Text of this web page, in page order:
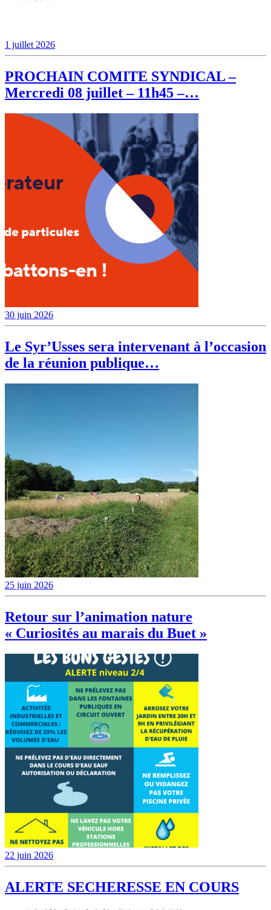
1 juillet 2026
PROCHAIN COMITE SYNDICAL –
Mercredi 08 juillet – 11h45 –…
30 juin 2026
Le Syr’Usses sera intervenant à l’occasion
de la réunion publique…
25 juin 2026
Retour sur l’animation nature
« Curiosités au marais du Buet »
22 juin 2026
ALERTE SECHERESSE EN COURS